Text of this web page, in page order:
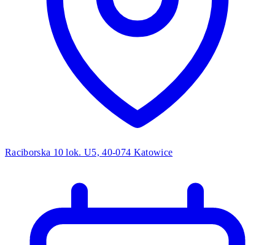
Raciborska 10 lok. U5, 40-074 Katowice